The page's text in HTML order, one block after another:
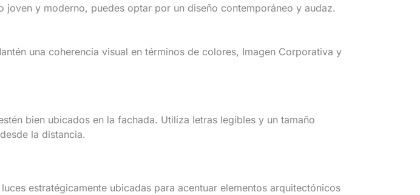
y moderno, puedes optar por un diseño contemporáneo y audaz.
una coherencia visual en términos de colores, Imagen Corporativa y
bien ubicados en la fachada. Utiliza letras legibles y un tamaño
la distancia.
estratégicamente ubicadas para acentuar elementos arquitectónicos